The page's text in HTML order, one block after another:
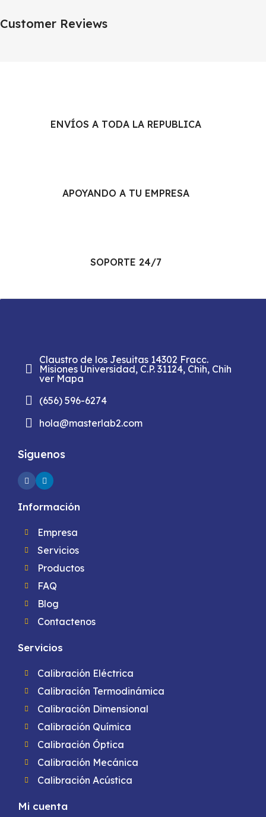
Customer Reviews
ENVÍOS A TODA LA REPUBLICA
APOYANDO A TU EMPRESA
SOPORTE 24/7
Claustro de los Jesuitas 14302 Fracc.
Misiones Universidad, C.P. 31124, Chih, Chih
ver Mapa
(656) 596-6274
hola@masterlab2.com
Siguenos
Información
Empresa
Servicios
Productos
FAQ
Blog
Contactenos
Servicios
Calibración Eléctrica
Calibración Termodinámica
Calibración Dimensional
Calibración Química
Calibración Óptica
Calibración Mecánica
Calibración Acústica
Mi cuenta